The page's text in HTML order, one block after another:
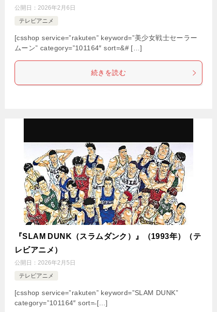
公開日： 2026年2月6日
テレビアニメ
[csshop service=”rakuten” keyword=”美少女戦士セーラー
ムーン” category=”101164″ sort=&# […]
続きを読む
『SLAM DUNK（スラムダンク）』（1993年）（テ
レビアニメ）
公開日： 2026年2月5日
テレビアニメ
[csshop service=”rakuten” keyword=”SLAM DUNK”
category=”101164″ sort=̶ […]